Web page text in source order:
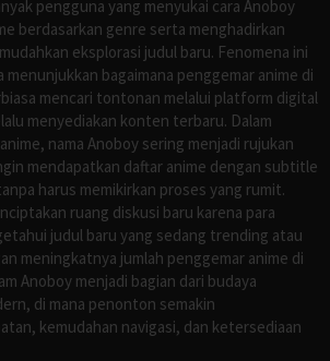
pengguna yang menyukai cara Anoboy
berdasarkan genre serta menghadirkan
eksplorasi judul baru. Fenomena ini
menunjukkan bagaimana penggemar anime di
mencari tontonan melalui platform digital
menyediakan konten terbaru. Dalam
nama Anoboy sering menjadi rujukan
mendapatkan daftar anime dengan subtitle
harus memikirkan proses yang rumit.
ruang diskusi baru karena para
judul baru yang sedang trending atau
meningkatnya jumlah penggemar anime di
Anoboy menjadi bagian dari budaya
di mana penonton semakin
kemudahan navigasi, dan ketersediaan